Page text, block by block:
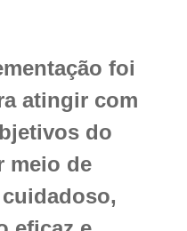
foi
atingir com
do
meio de